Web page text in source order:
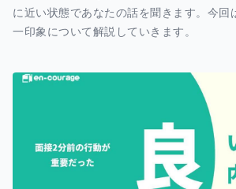
に近い状態であなたの話を聞きます。今回
一印象について解説していきます。